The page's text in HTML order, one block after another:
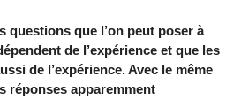
questions que l’on peut poser à
de l’expérience et que les
de l’expérience. Avec le même
réponses apparemment